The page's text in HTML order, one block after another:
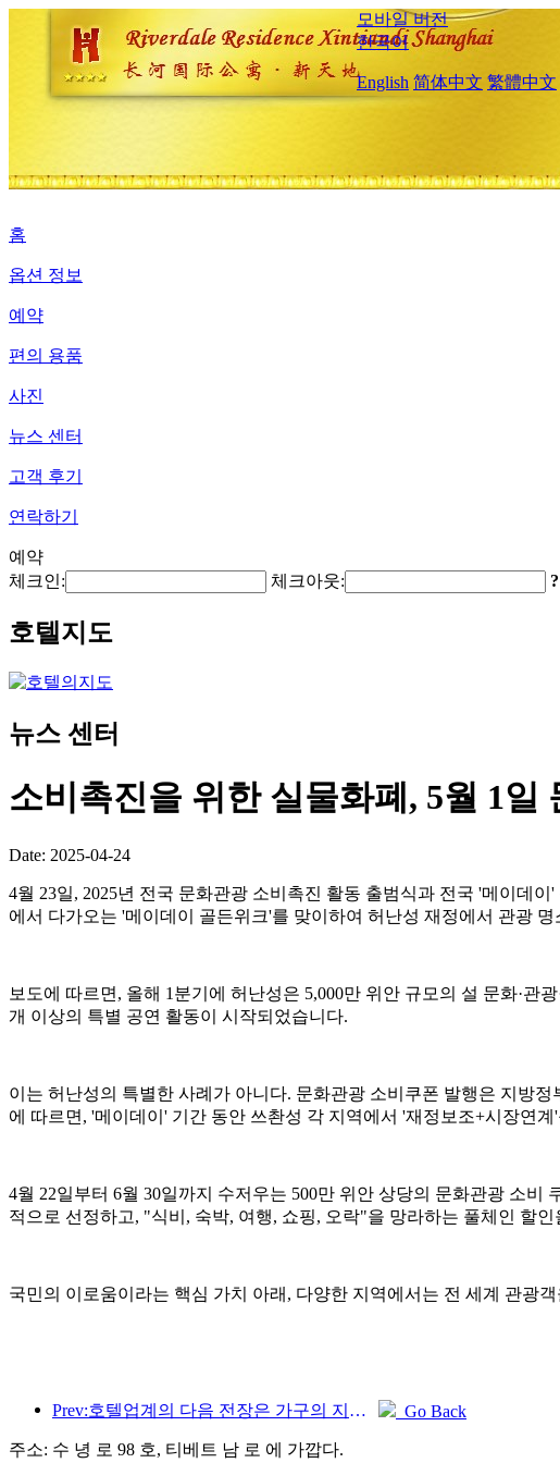
모바일 버전
한국어
English 简体中文 繁體中文
홈
옵션 정보
예약
편의 용품
사진
뉴스 센터
고객 후기
연락하기
예약
체크인:
체크아웃: ?
호텔지도
뉴스 센터
소비촉진을 위한 실물화폐, 5월 1일
Date: 2025-04-24
4월 23일, 2025년 전국 문화관광 소비촉진 활동 출범식과 전국 '메이데
에서 다가오는 '메이데이 골든위크'를 맞이하여 허난성 재정에서 관광
보도에 따르면, 올해 1분기에 허난성은 5,000만 위안 규모의 설 문화·관
개 이상의 특별 공연 활동이 시작되었습니다.
이는 허난성의 특별한 사례가 아니다. 문화관광 소비쿠폰 발행은 지방
에 따르면, '메이데이' 기간 동안 쓰촨성 각 지역에서 '재정보조+시장연
4월 22일부터 6월 30일까지 수저우는 500만 위안 상당의 문화관광 소
적으로 선정하고, "식비, 숙박, 여행, 쇼핑, 오락"을 망라하는 풀체인 할인
국민의 이로움이라는 핵심 가치 아래, 다양한 지역에서는 전 세계 관광
Prev:호텔업계의 다음 전장은 가구의 지속 가능한 유전자에 있다 Go Back
주소: 수 녕 로 98 호, 티베트 남 로 에 가깝다.